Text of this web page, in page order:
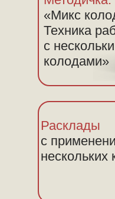
«Микс
Техника
с
колодами»
Расклады
с
нескольких